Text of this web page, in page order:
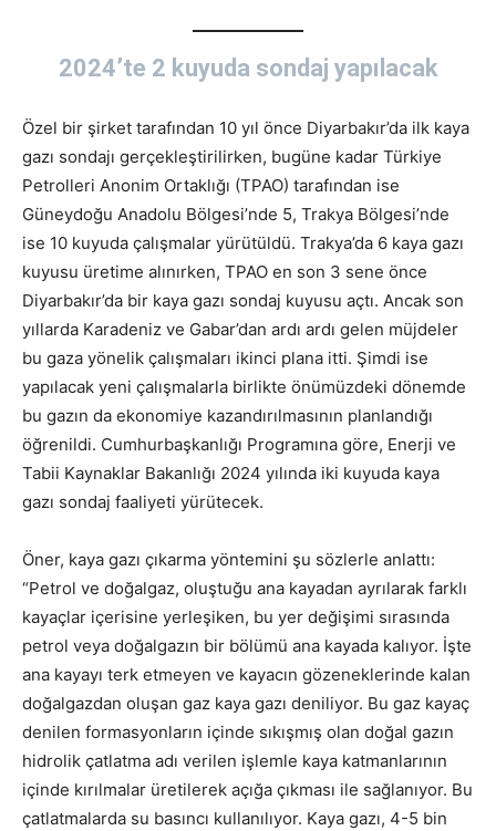
2024’te 2 kuyuda sondaj yapılacak
Özel bir şirket tarafından 10 yıl önce Diyarbakır’da ilk kaya
gazı sondajı gerçekleştirilirken, bugüne kadar Türkiye
Petrolleri Anonim Ortaklığı (TPAO) tarafından ise
Güneydoğu Anadolu Bölgesi’nde 5, Trakya Bölgesi’nde
ise 10 kuyuda çalışmalar yürütüldü. Trakya’da 6 kaya gazı
kuyusu üretime alınırken, TPAO en son 3 sene önce
Diyarbakır’da bir kaya gazı sondaj kuyusu açtı. Ancak son
yıllarda Karadeniz ve Gabar’dan ardı ardı gelen müjdeler
bu gaza yönelik çalışmaları ikinci plana itti. Şimdi ise
yapılacak yeni çalışmalarla birlikte önümüzdeki dönemde
bu gazın da ekonomiye kazandırılmasının planlandığı
öğrenildi. Cumhurbaşkanlığı Programına göre, Enerji ve
Tabii Kaynaklar Bakanlığı 2024 yılında iki kuyuda kaya
gazı sondaj faaliyeti yürütecek.
Öner, kaya gazı çıkarma yöntemini şu sözlerle anlattı:
“Petrol ve doğalgaz, oluştuğu ana kayadan ayrılarak farklı
kayaçlar içerisine yerleşiken, bu yer değişimi sırasında
petrol veya doğalgazın bir bölümü ana kayada kalıyor. İşte
ana kayayı terk etmeyen ve kayacın gözeneklerinde kalan
doğalgazdan oluşan gaz kaya gazı deniliyor. Bu gaz kayaç
denilen formasyonların içinde sıkışmış olan doğal gazın
hidrolik çatlatma adı verilen işlemle kaya katmanlarının
içinde kırılmalar üretilerek açığa çıkması ile sağlanıyor. Bu
çatlatmalarda su basıncı kullanılıyor. Kaya gazı, 4-5 bin